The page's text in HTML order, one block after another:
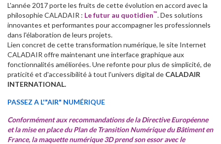
L'année 2017 porte les fruits de cette évolution en accord avec la
philosophie CALADAIR : Le futur au quotidien™. Des solutions
innovantes et performantes pour accompagner les professionnels
dans l'élaboration de leurs projets.
Lien concret de cette transformation numérique, le site Internet
CALADAIR offre maintenant une interface graphique aux
fonctionnalités améliorées. Une refonte pour plus de simplicité, de
praticité et d'accessibilité à tout l'univers digital de CALADAIR
INTERNATIONAL.
PASSEZ A L'"AIR" NUMÉRIQUE
Conformément aux recommandations de la Directive Européenne
et la mise en place du Plan de Transition Numérique du Bâtiment en
France, la maquette numérique 3D prend son essor avec le